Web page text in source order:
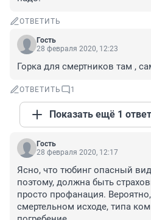
ОТВЕТИТЬ
Гость
28 февраля 2020, 12:23
Горка для смертников там ,
ОТВЕТИТЬ 1
Показать ещё 1 ответ
Гость
28 февраля 2020, 12:17
Ясно, что тюбинг опасный
поэтому, должна быть
просто профанация.
смертельном исходе, типа